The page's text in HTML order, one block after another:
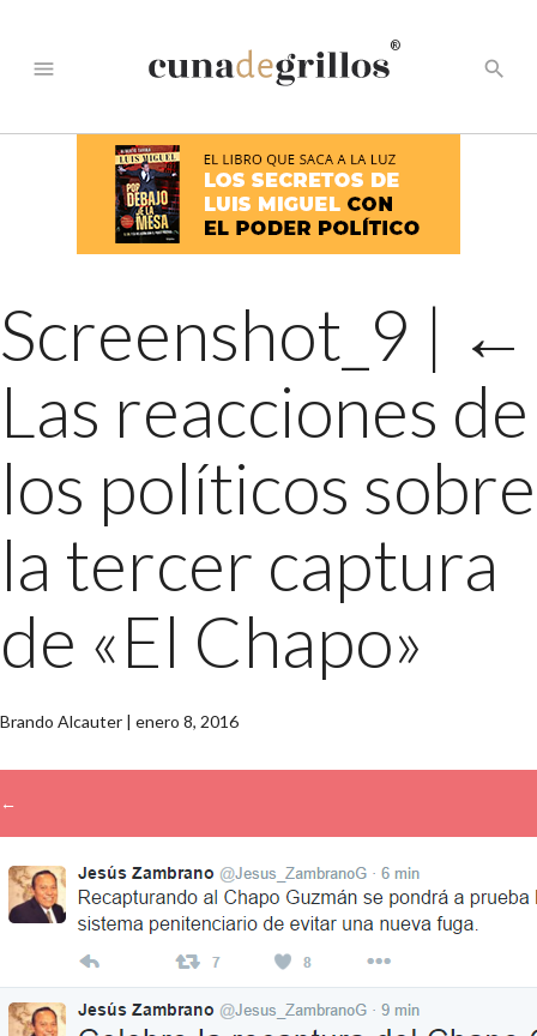
menu
®
search
Screenshot_9 | ←
Las reacciones de
los políticos sobre
la tercer captura
de «El Chapo»
Brando Alcauter | enero 8, 2016
←
→